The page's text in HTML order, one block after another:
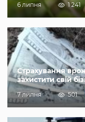
6 липня 1 241
Страхування
захистити свій
7 липня 501